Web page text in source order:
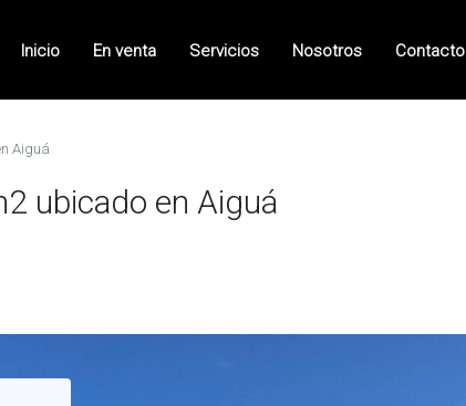
Inicio En venta Servicios Nosotros Contacto
Aiguá
ubicado en Aiguá